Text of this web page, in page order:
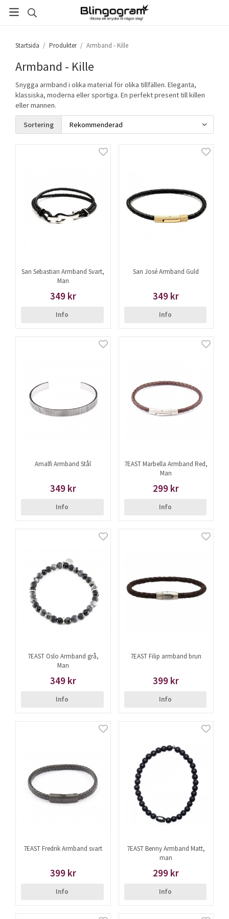
Startsida / Produkter / Armband - Kille
Armband - Kille
Snygga armband i olika material för olika tillfällen. Eleganta,
klassiska, moderna eller sportiga. En perfekt present till killen
eller mannen.
Sortering
San Sebastian Armband Svart,
Man
349 kr
Info
San José Armband Guld
349 kr
Info
Amalfi Armband Stål
349 kr
Info
7EAST Marbella Armband Red,
Man
299 kr
Info
7EAST Oslo Armband grå,
Man
349 kr
Info
7EAST Filip armband brun
399 kr
Info
7EAST Fredrik Armband svart
399 kr
Info
7EAST Benny Armband Matt,
man
299 kr
Info